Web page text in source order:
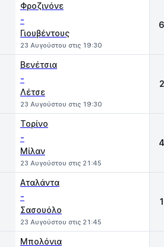
Φροζινόνε
-
Γιουβέντους
23 Αυγούστου στις 19:30
Βενέτσια
-
Λέτσε
23 Αυγούστου στις 19:30
Τορίνο
-
Μίλαν
23 Αυγούστου στις 21:45
Αταλάντα
-
Σασουόλο
23 Αυγούστου στις 21:45
Μπολόνια